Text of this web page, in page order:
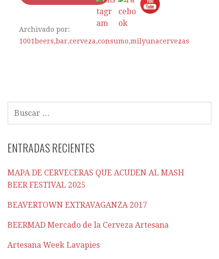
Archivado por:
1001beers,bar,cerveza,consumo,milyunacervezas
ENTRADAS RECIENTES
MAPA DE CERVECERAS QUE ACUDEN AL MASH
BEER FESTIVAL 2025
BEAVERTOWN EXTRAVAGANZA 2017
BEERMAD Mercado de la Cerveza Artesana
Artesana Week Lavapies